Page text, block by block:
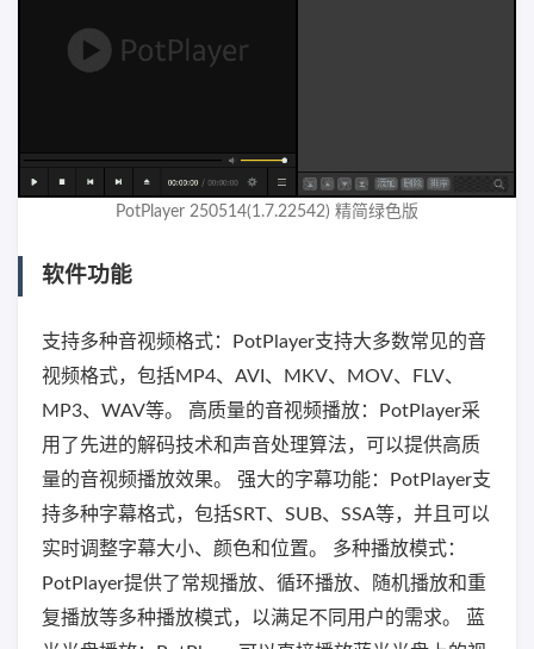
PotPlayer 250514(1.7.22542) 精简绿色版
软件功能
支持多种音视频格式：PotPlayer支持大多数常见的音
视频格式，包括MP4、AVI、MKV、MOV、FLV、
MP3、WAV等。 高质量的音视频播放：PotPlayer采
用了先进的解码技术和声音处理算法，可以提供高质
量的音视频播放效果。 强大的字幕功能：PotPlayer支
持多种字幕格式，包括SRT、SUB、SSA等，并且可以
实时调整字幕大小、颜色和位置。 多种播放模式：
PotPlayer提供了常规播放、循环播放、随机播放和重
复播放等多种播放模式，以满足不同用户的需求。 蓝